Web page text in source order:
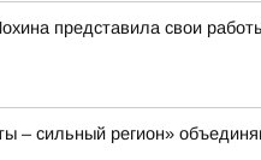
представила свои
– сильный регион»